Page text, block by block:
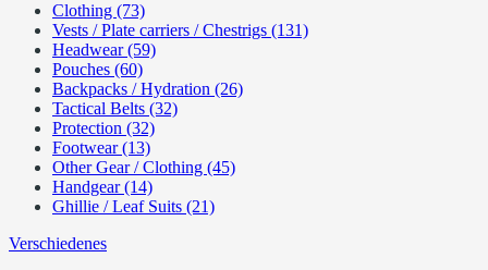
Clothing (73)
Vests / Plate carriers / Chestrigs (131)
Headwear (59)
Pouches (60)
Backpacks / Hydration (26)
Tactical Belts (32)
Protection (32)
Footwear (13)
Other Gear / Clothing (45)
Handgear (14)
Ghillie / Leaf Suits (21)
Verschiedenes